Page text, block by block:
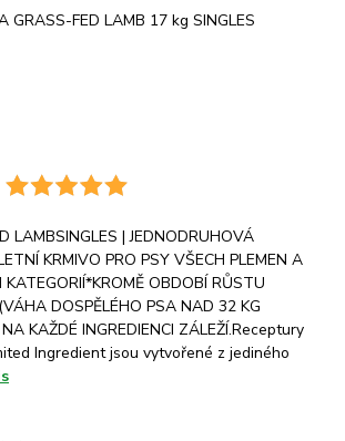
LAMBSINGLES | JEDNODRUHOVÁ
KRMIVO PRO PSY VŠECH PLEMEN A
OBDOBÍ RŮSTU
DOSPĚLÉHO PSA NAD 32 KG
KAŽDÉ INGREDIENCI ZÁLEŽÍ.Receptury
Ingredient jsou vytvořené z jediného